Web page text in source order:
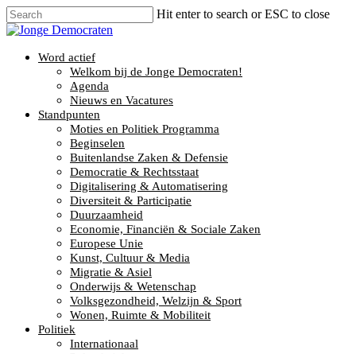
Hit enter to search or ESC to close
Word actief
Welkom bij de Jonge Democraten!
Agenda
Nieuws en Vacatures
Standpunten
Moties en Politiek Programma
Beginselen
Buitenlandse Zaken & Defensie
Democratie & Rechtsstaat
Digitalisering & Automatisering
Diversiteit & Participatie
Duurzaamheid
Economie, Financiën & Sociale Zaken
Europese Unie
Kunst, Cultuur & Media
Migratie & Asiel
Onderwijs & Wetenschap
Volksgezondheid, Welzijn & Sport
Wonen, Ruimte & Mobiliteit
Politiek
Internationaal